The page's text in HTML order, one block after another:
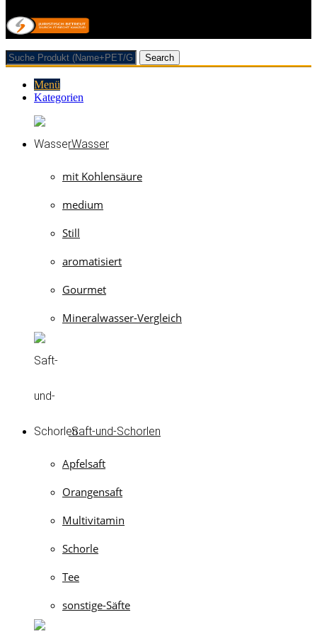
Search
Menü
Kategorien
Wasser
mit Kohlensäure
medium
Still
aromatisiert
Gourmet
Mineralwasser-Vergleich
Saft-und-Schorlen
Apfelsaft
Orangensaft
Multivitamin
Schorle
Tee
sonstige-Säfte